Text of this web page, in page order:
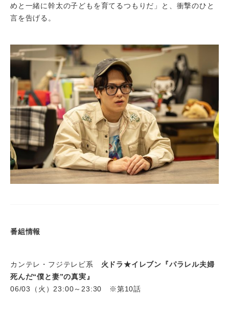
めと一緒に幹太の子どもを育てるつもりだ」と、衝撃のひと
言を告げる。
番組情報
カンテレ・フジテレビ系 火ドラ★イレブン『パラレル夫婦
死んだ“僕と妻”の真実』
06/03（火）23:00～23:30 ※第10話